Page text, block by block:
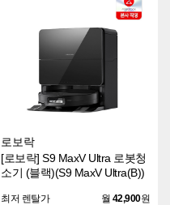
로보락
[로보락] S9 MaxV Ultra 로봇청
소기 (블랙)(S9 MaxV Ultra(B))
최저 렌탈가 월 42,900원